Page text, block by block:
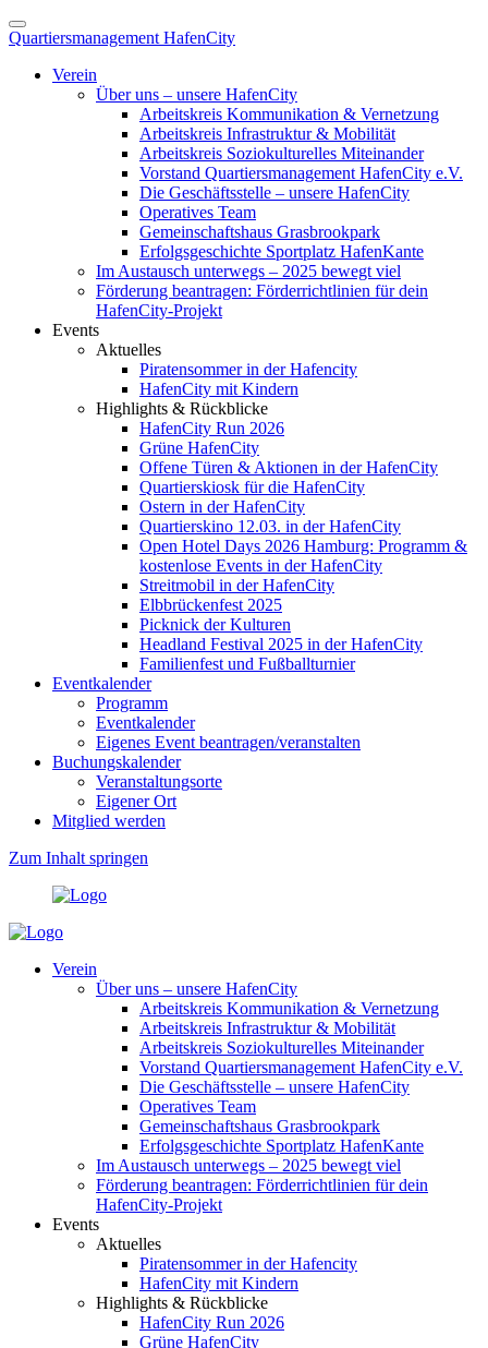
Quartiersmanagement HafenCity
Verein
Über uns – unsere HafenCity
Arbeitskreis Kommunikation & Vernetzung
Arbeitskreis Infrastruktur & Mobilität
Arbeitskreis Soziokulturelles Miteinander
Vorstand Quartiersmanagement HafenCity e.V.
Die Geschäftsstelle – unsere HafenCity
Operatives Team
Gemeinschaftshaus Grasbrookpark
Erfolgsgeschichte Sportplatz HafenKante
Im Austausch unterwegs – 2025 bewegt viel
Förderung beantragen: Förderrichtlinien für dein
HafenCity-Projekt
Events
Aktuelles
Piratensommer in der Hafencity
HafenCity mit Kindern
Highlights & Rückblicke
HafenCity Run 2026
Grüne HafenCity
Offene Türen & Aktionen in der HafenCity
Quartierskiosk für die HafenCity
Ostern in der HafenCity
Quartierskino 12.03. in der HafenCity
Open Hotel Days 2026 Hamburg: Programm &
kostenlose Events in der HafenCity
Streitmobil in der HafenCity
Elbbrückenfest 2025
Picknick der Kulturen
Headland Festival 2025 in der HafenCity
Familienfest und Fußballturnier
Eventkalender
Programm
Eventkalender
Eigenes Event beantragen/veranstalten
Buchungskalender
Veranstaltungsorte
Eigener Ort
Mitglied werden
Zum Inhalt springen
Verein
Über uns – unsere HafenCity
Arbeitskreis Kommunikation & Vernetzung
Arbeitskreis Infrastruktur & Mobilität
Arbeitskreis Soziokulturelles Miteinander
Vorstand Quartiersmanagement HafenCity e.V.
Die Geschäftsstelle – unsere HafenCity
Operatives Team
Gemeinschaftshaus Grasbrookpark
Erfolgsgeschichte Sportplatz HafenKante
Im Austausch unterwegs – 2025 bewegt viel
Förderung beantragen: Förderrichtlinien für dein
HafenCity-Projekt
Events
Aktuelles
Piratensommer in der Hafencity
HafenCity mit Kindern
Highlights & Rückblicke
HafenCity Run 2026
Grüne HafenCity